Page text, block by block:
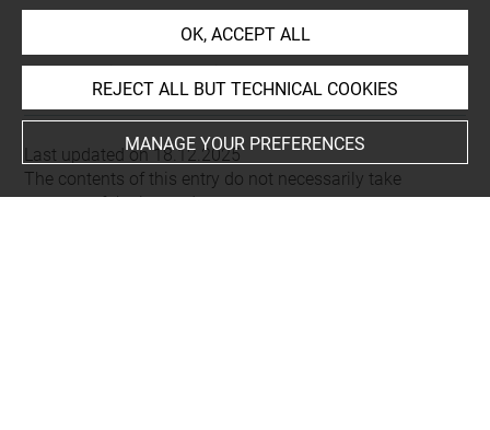
This artwork is on view by appointment in the reference
room for prints and drawings
Last updated on 18.12.2025
The contents of this entry do not necessarily take
account of the latest data.
OK, ACCEPT ALL
REJECT ALL BUT TECHNICAL COOKIES
MANAGE YOUR PREFERENCES